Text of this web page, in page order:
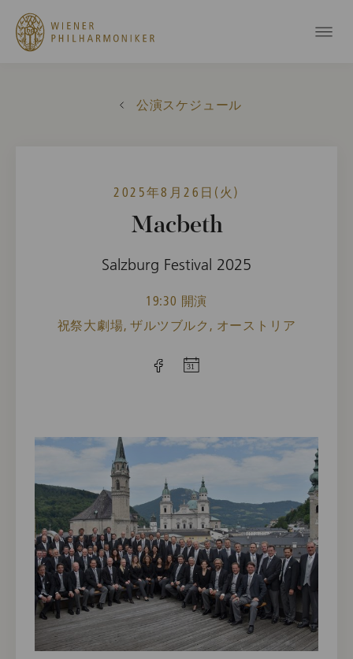
公演スケジュール
2025年8月26日(火)
Macbeth
Salzburg Festival 2025
19:30 開演
祝祭大劇場, ザルツブルク, オーストリア